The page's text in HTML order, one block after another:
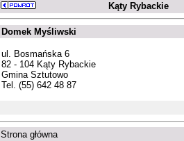
Kąty Rybackie
Domek Myśliwski
ul. Bosmańska 6
82 - 104 Kąty Rybackie
Gmina Sztutowo
Tel. (55) 642 48 87
Strona główna